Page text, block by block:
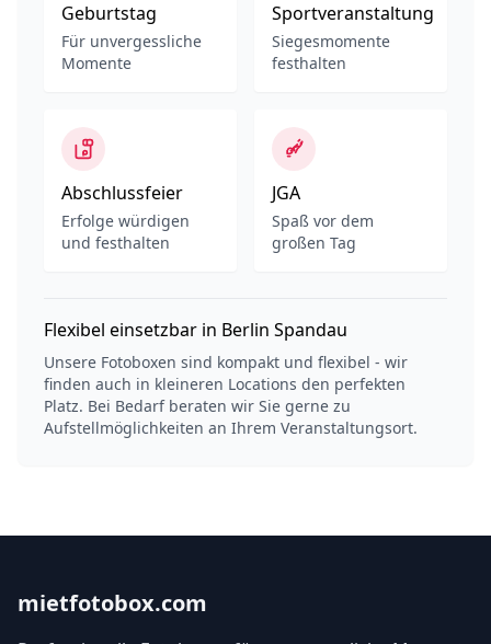
Geburtstag
Für unvergessliche
Momente
Sportveranstaltung
Siegesmomente
festhalten
Abschlussfeier
Erfolge würdigen
und festhalten
JGA
Spaß vor dem
großen Tag
Flexibel einsetzbar in Berlin Spandau
Unsere Fotoboxen sind kompakt und flexibel - wir
finden auch in kleineren Locations den perfekten
Platz. Bei Bedarf beraten wir Sie gerne zu
Aufstellmöglichkeiten an Ihrem Veranstaltungsort.
mietfotobox.com